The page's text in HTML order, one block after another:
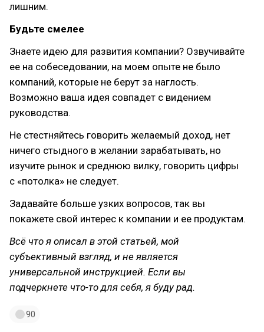
лишним.
Будьте смелее
Знаете идею для развития компании? Озвучивайте
ее на собеседовании, на моем опыте не было
компаний, которые не берут за наглость.
Возможно ваша идея совпадет с видением
руководства.
Не стестняйтесь говорить желаемый доход, нет
ничего стыдного в желании зарабатывать, но
изучите рынок и среднюю вилку, говорить цифры
с «потолка» не следует.
Задавайте больше узких вопросов, так вы
покажете свой интерес к компании и ее продуктам.
Всё что я описал в этой статьей, мой
субъективный взгляд, и не является
универсальной инструкцией. Если вы
подчеркнете что-то для себя, я буду рад.
90